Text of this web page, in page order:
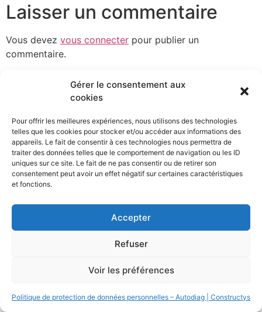
Gérer le consentement aux
cookies
Pour offrir les meilleures expériences, nous utilisons des technologies
telles que les cookies pour stocker et/ou accéder aux informations des
appareils. Le fait de consentir à ces technologies nous permettra de
traiter des données telles que le comportement de navigation ou les ID
uniques sur ce site. Le fait de ne pas consentir ou de retirer son
consentement peut avoir un effet négatif sur certaines caractéristiques
et fonctions.
Accepter
Refuser
Voir les préférences
Politique de protection de données personnelles – Autodiag | Constructys
Laisser un commentaire
Vous devez vous connecter pour publier un
commentaire.
All rights reserved